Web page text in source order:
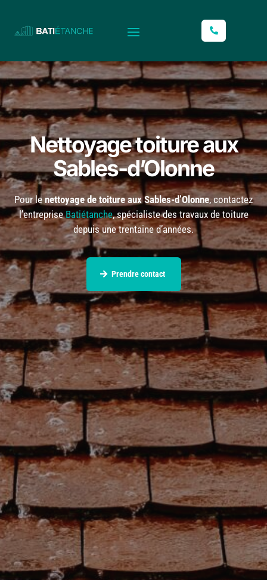
Nettoyage toiture aux
Sables-d’Olonne
Pour le nettoyage de toiture aux Sables-d’Olonne, contactez
l’entrepriseBatiétanche, spécialiste des travaux de toiture
depuis une trentaine d’années.
Prendre contact